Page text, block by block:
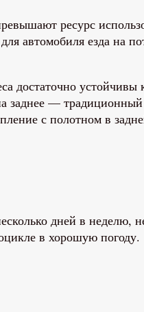
ресурс
автомобиля езда на
достаточно
заднее —
с полотном в
дней в неделю,
в хорошую погоду.